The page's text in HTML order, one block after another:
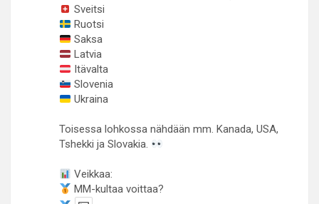
Sveitsi
Ruotsi
Saksa
Latvia
Itävalta
Slovenia
Ukraina
Toisessa lohkossa nähdään mm. Kanada, USA,
Tshekki ja Slovakia.
Veikkaa:
MM-kultaa voittaa?